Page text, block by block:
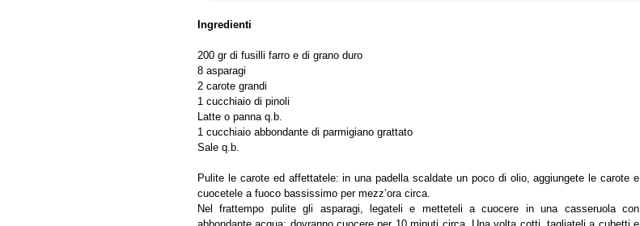
Ingredienti
200 gr di fusilli farro e di grano duro
8 asparagi
2 carote grandi
1 cucchiaio di pinoli
Latte o panna q.b.
1 cucchiaio abbondante di parmigiano grattato
Sale q.b.
Pulite le carote ed affettatele: in una padella scaldate un poco di olio, aggiungete le carote e
cuocetele a fuoco bassissimo per mezz’ora circa.
Nel frattempo pulite gli asparagi, legateli e metteteli a cuocere in una casseruola con